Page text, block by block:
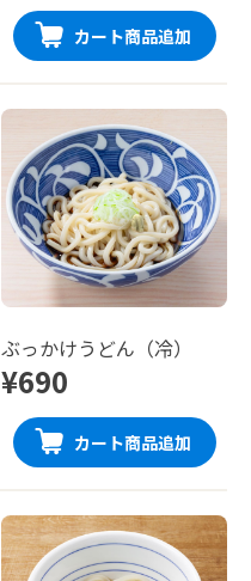
カート商品追加
ぶっかけうどん（冷）
¥690
カート商品追加